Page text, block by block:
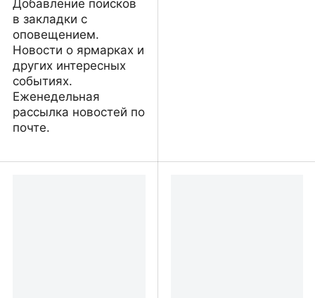
Добавление поисков
в закладки с
оповещением.
Новости о ярмарках и
других интересных
событиях.
Еженедельная
рассылка новостей по
почте.